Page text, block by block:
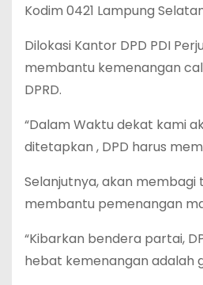
Kodim 0421 Lampung
Dilokasi Kantor DPD PDI
membantu kemenangan
DPRD.
“Dalam Waktu dekat kami
ditetapkan , DPD harus
Selanjutnya, akan
membantu pemenangan
“Kibarkan bendera partai,
hebat kemenangan adalah